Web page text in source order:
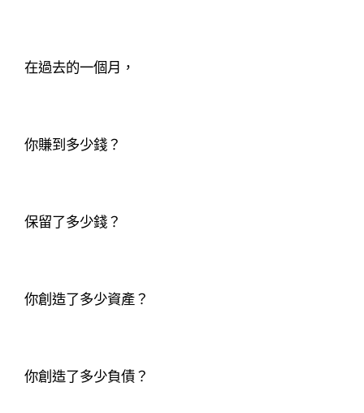
在過去的一個月，
你賺到多少錢？
保留了多少錢？
你創造了多少資產？
你創造了多少負債？